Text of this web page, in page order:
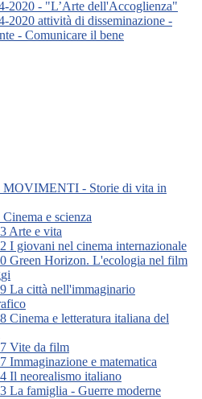
2020 - "L’Arte dell'Accoglienza"
2020 attività di disseminazione -
- Comunicare il bene
MOVIMENTI - Storie di vita in
e scienza
Arte e vita
I giovani nel cinema internazionale
Green Horizon. L'ecologia nel film
La città nell'immaginario
Cinema e letteratura italiana del
Vite da film
Immaginazione e matematica
Il neorealismo italiano
La famiglia - Guerre moderne